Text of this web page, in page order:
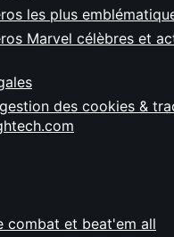
les plus
Marvel célèbres et
des cookies &
combat et beat'em all